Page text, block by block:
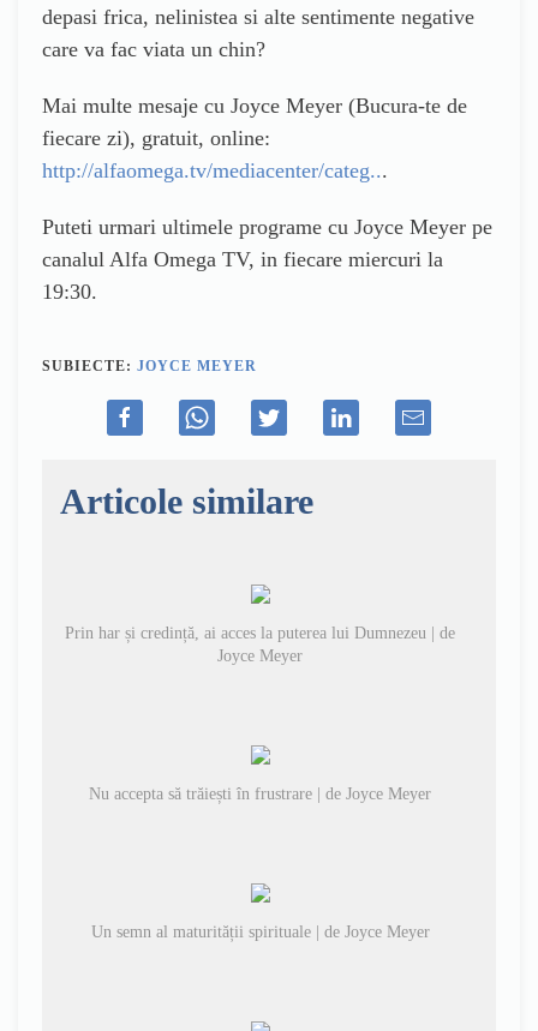
depasi frica, nelinistea si alte sentimente negative
care va fac viata un chin?
Mai multe mesaje cu Joyce Meyer (Bucura-te de
fiecare zi), gratuit, online:
http://alfaomega.tv/mediacenter/categ...
Puteti urmari ultimele programe cu Joyce Meyer pe
canalul Alfa Omega TV, in fiecare miercuri la
19:30.
SUBIECTE: JOYCE MEYER
Articole similare
Prin har și credință, ai acces la puterea lui Dumnezeu | de
Joyce Meyer
Nu accepta să trăiești în frustrare | de Joyce Meyer
Un semn al maturității spirituale | de Joyce Meyer